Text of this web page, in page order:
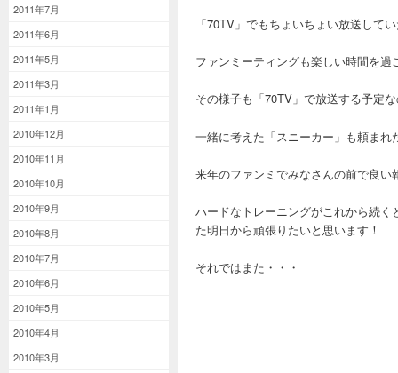
2011年7月
2011年6月
2011年5月
2011年3月
2011年1月
2010年12月
2010年11月
2010年10月
2010年9月
2010年8月
2010年7月
2010年6月
2010年5月
2010年4月
2010年3月
「70TV」でもちょいちょい放送して
ファンミーティングも楽しい時間を
その様子も「70TV」で放送する予定
一緒に考えた「スニーカー」も頼ま
来年のファンミでみなさんの前で良い
ハードなトレーニングがこれから続
た明日から頑張りたいと思います！
それではまた・・・